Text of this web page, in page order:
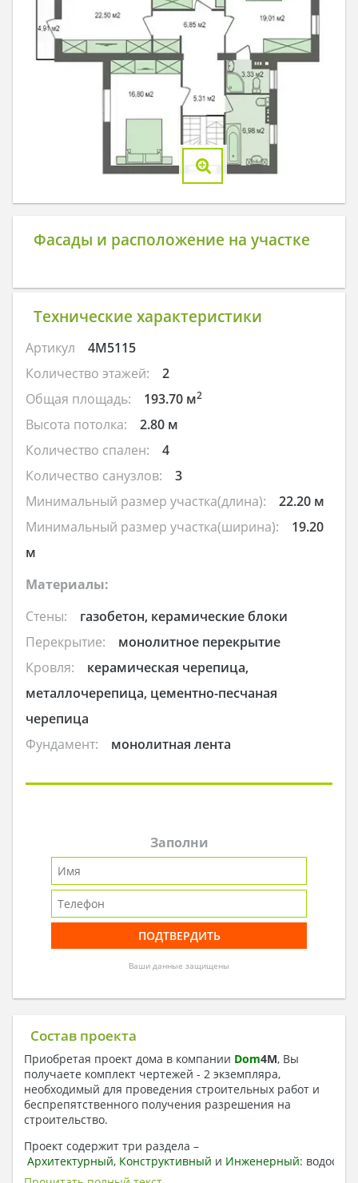
Фасады и расположение на участке
Технические характеристики
Артикул
4M5115
Количество этажей:
2
Общая площадь:
193.70 м2
Высота потолка:
2.80 м
Количество спален:
4
Количество санузлов:
3
Минимальный размер участка(длина):
22.20 м
Минимальный размер участка(ширина):
19.20
м
Материалы:
Стены:
газобетон, керамические блоки
Перекрытие:
монолитное перекрытие
Кровля:
керамическая черепица,
металлочерепица, цементно-песчаная
черепица
Фундамент:
монолитная лента
Заполни
Ваши данные защищены
Состав проекта
Приобретая проект дома в компании Dom4M, Вы
получаете комплект чертежей - 2 экземпляра,
необходимый для проведения строительных работ и
беспрепятственного получения разрешения на
строительство.
Проект содержит три раздела –
Архитектурный, Конструктивный и Инженерный:
отопление, вентиляция, канализация,